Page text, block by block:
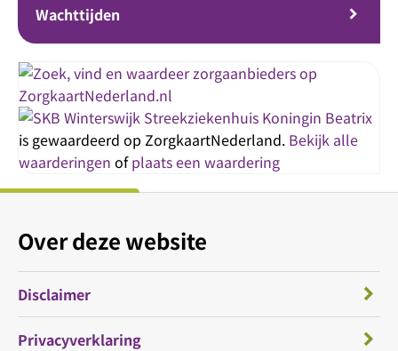
Wachttijden
Streekziekenhuis Koningin Beatrix
is gewaardeerd op ZorgkaartNederland. Bekijk alle
waarderingen ofplaats een waardering
Over deze website
Disclaimer
Privacyverklaring